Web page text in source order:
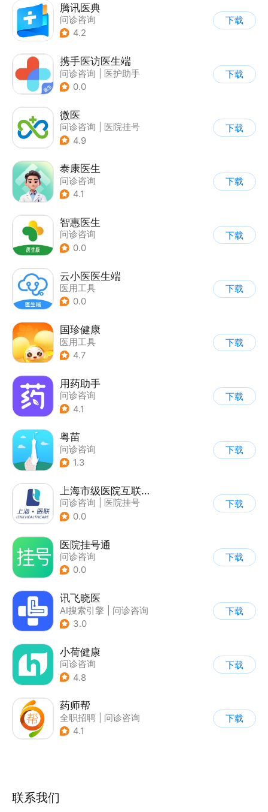
腾讯医典
问诊咨询
4.2
下载
携手医访医生端
问诊咨询
医护助手
| 医院挂号
0.0
下载
微医
问诊咨询
医院挂号
4.9
下载
泰康医生
问诊咨询
4.1
下载
智惠医生
问诊咨询
0.0
下载
云小医医生端
医用工具
0.0
下载
国珍健康
医用工具
4.7
下载
用药助手
问诊咨询
4.1
下载
粤苗
问诊咨询
1.3
下载
上海市级医院互联网总平台
问诊咨询
医院挂号
| 运动社区
0.0
下载
医院挂号通
问诊咨询
0.0
下载
讯飞晓医
AI搜索引擎
问诊咨询
3.0
下载
小荷健康
问诊咨询
4.8
下载
药师帮
全职招聘
问诊咨询
4.1
下载
联系我们